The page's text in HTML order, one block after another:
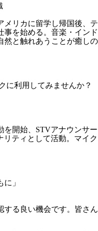
メリカに留学し帰国後、テ
事を始める。音楽・インド
然と触れあうことが癒しの
に利用してみませんか？
を開始、STVアナウンサー
リティとして活動。マイク
」
する良い機会です。皆さん